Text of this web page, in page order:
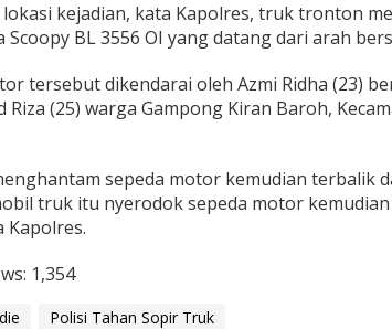
lokasi kejadian, kata Kapolres, truk tronton
Scoopy BL 3556 OI yang datang dari arah
tersebut dikendarai oleh Azmi Ridha (23)
Riza (25) warga Gampong Kiran Baroh,
sepeda motor kemudian terbalik
truk itu nyerodok sepeda motor
Kapolres.
1,354
Polisi Tahan Sopir Truk